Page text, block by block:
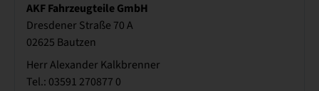
AKF Fahrzeugteile GmbH
Dresdener Straße 70 A
02625 Bautzen
Herr Alexander Kalkbrenner
Tel.: 03591 270877 0